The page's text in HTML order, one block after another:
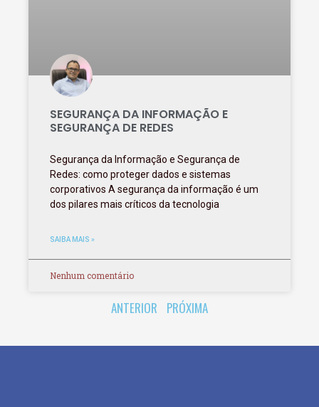
SEGURANÇA DA INFORMAÇÃO E
SEGURANÇA DE REDES
Segurança da Informação e Segurança de
Redes: como proteger dados e sistemas
corporativos A segurança da informação é um
dos pilares mais críticos da tecnologia
SAIBA MAIS »
Nenhum comentário
ANTERIOR PRÓXIMA